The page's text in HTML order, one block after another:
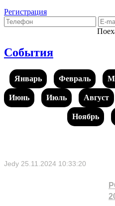
Регистрация
События
Январь Февраль
Июнь Июль Август
Ноябрь
Jedy 25.11.2024 10:33:20